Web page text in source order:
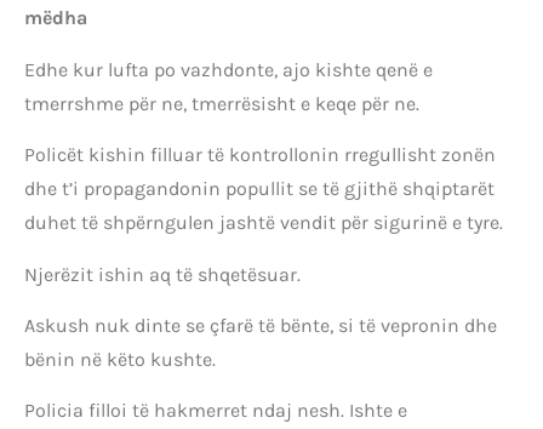
mëdha
Edhe kur lufta po vazhdonte, ajo kishte qenë e
tmerrshme për ne, tmerrësisht e keqe për ne.
Policët kishin filluar të kontrollonin rregullisht zonën
dhe t’i propagandonin popullit se të gjithë shqiptarët
duhet të shpërngulen jashtë vendit për sigurinë e tyre.
Njerëzit ishin aq të shqetësuar.
Askush nuk dinte se çfarë të bënte, si të vepronin dhe
bënin në këto kushte.
Policia filloi të hakmerret ndaj nesh. Ishte e